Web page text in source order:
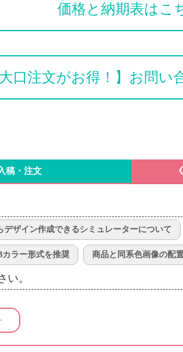
価格と納期表はこ
大口注文がお得！】お問い
稿・注文
ザイン作成できるシミュレーターについて
ラー形式を推奨 商品と同系色画像の配
い。